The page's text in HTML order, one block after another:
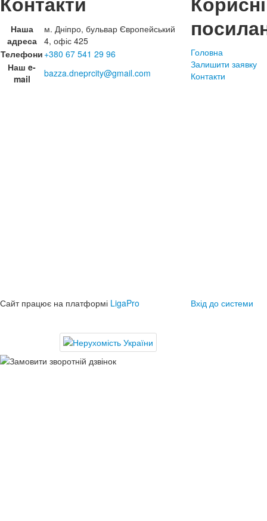
Наша
адреса
м. Дніпро, бульвар Європейський
4, офіс 425
Телефони +380 67 541 29 96
Наш e-
mail
bazza.dneprcity@gmail.com
Головна
Залишити заявку
Контакти
Сайт працює на платформі LigaPro Вхід до системи